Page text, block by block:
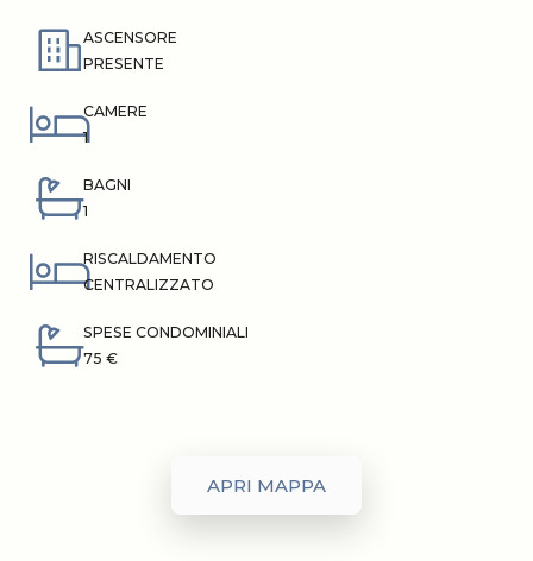
ASCENSORE
PRESENTE
CAMERE
1
BAGNI
1
RISCALDAMENTO
CENTRALIZZATO
SPESE CONDOMINIALI
75 €
APRI MAPPA